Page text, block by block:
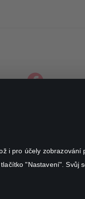
i pro účely zobrazování
"Nastavení". Svůj
facebook
Canal+ Luxembourg S. à r.l.